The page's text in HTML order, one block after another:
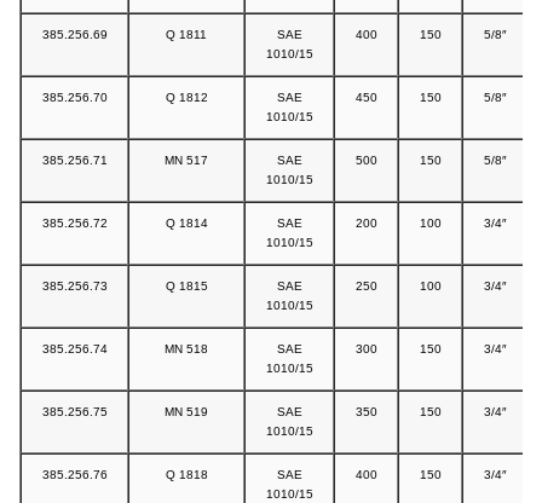
385.256.69 Q 1811
SAE
1010/15
400 150 5/8″
385.256.70 Q 1812
SAE
1010/15
450 150 5/8″
385.256.71 MN 517
SAE
1010/15
500 150 5/8″
385.256.72 Q 1814
SAE
1010/15
200 100 3/4″
385.256.73 Q 1815
SAE
1010/15
250 100 3/4″
385.256.74 MN 518
SAE
1010/15
300 150 3/4″
385.256.75 MN 519
SAE
1010/15
350 150 3/4″
385.256.76 Q 1818
SAE
1010/15
400 150 3/4″